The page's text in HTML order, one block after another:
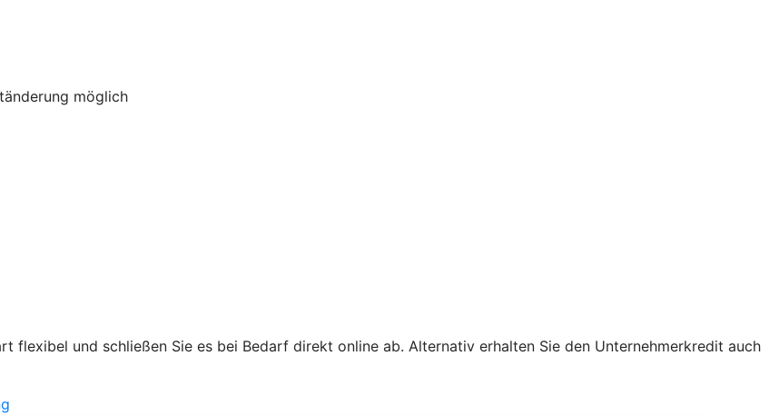
möglich
flexibel und schließen Sie es bei Bedarf direkt online ab. Alternativ erhalten Sie den Unternehmerkredit auch